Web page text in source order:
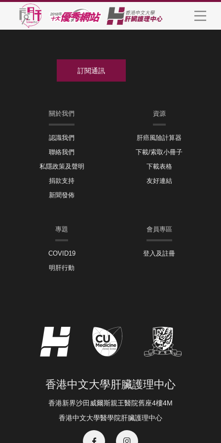
關於我們
認識我們
聯絡我們
私隱政策及聲明
捐款支持
新聞發佈
資源
肝癌風險計算器
下載/索取小冊子
下載表格
友好連結
專題
COVID19
明肝行動
會員專區
登入及註冊
香港中文大學肝臟護理中心
香港新界沙田威爾斯親王醫院舊座4樓4M
香港中文大學醫學院肝臟護理中心